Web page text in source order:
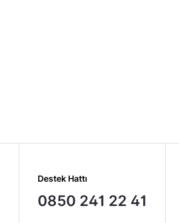
Destek Hattı
0850 241 22 41